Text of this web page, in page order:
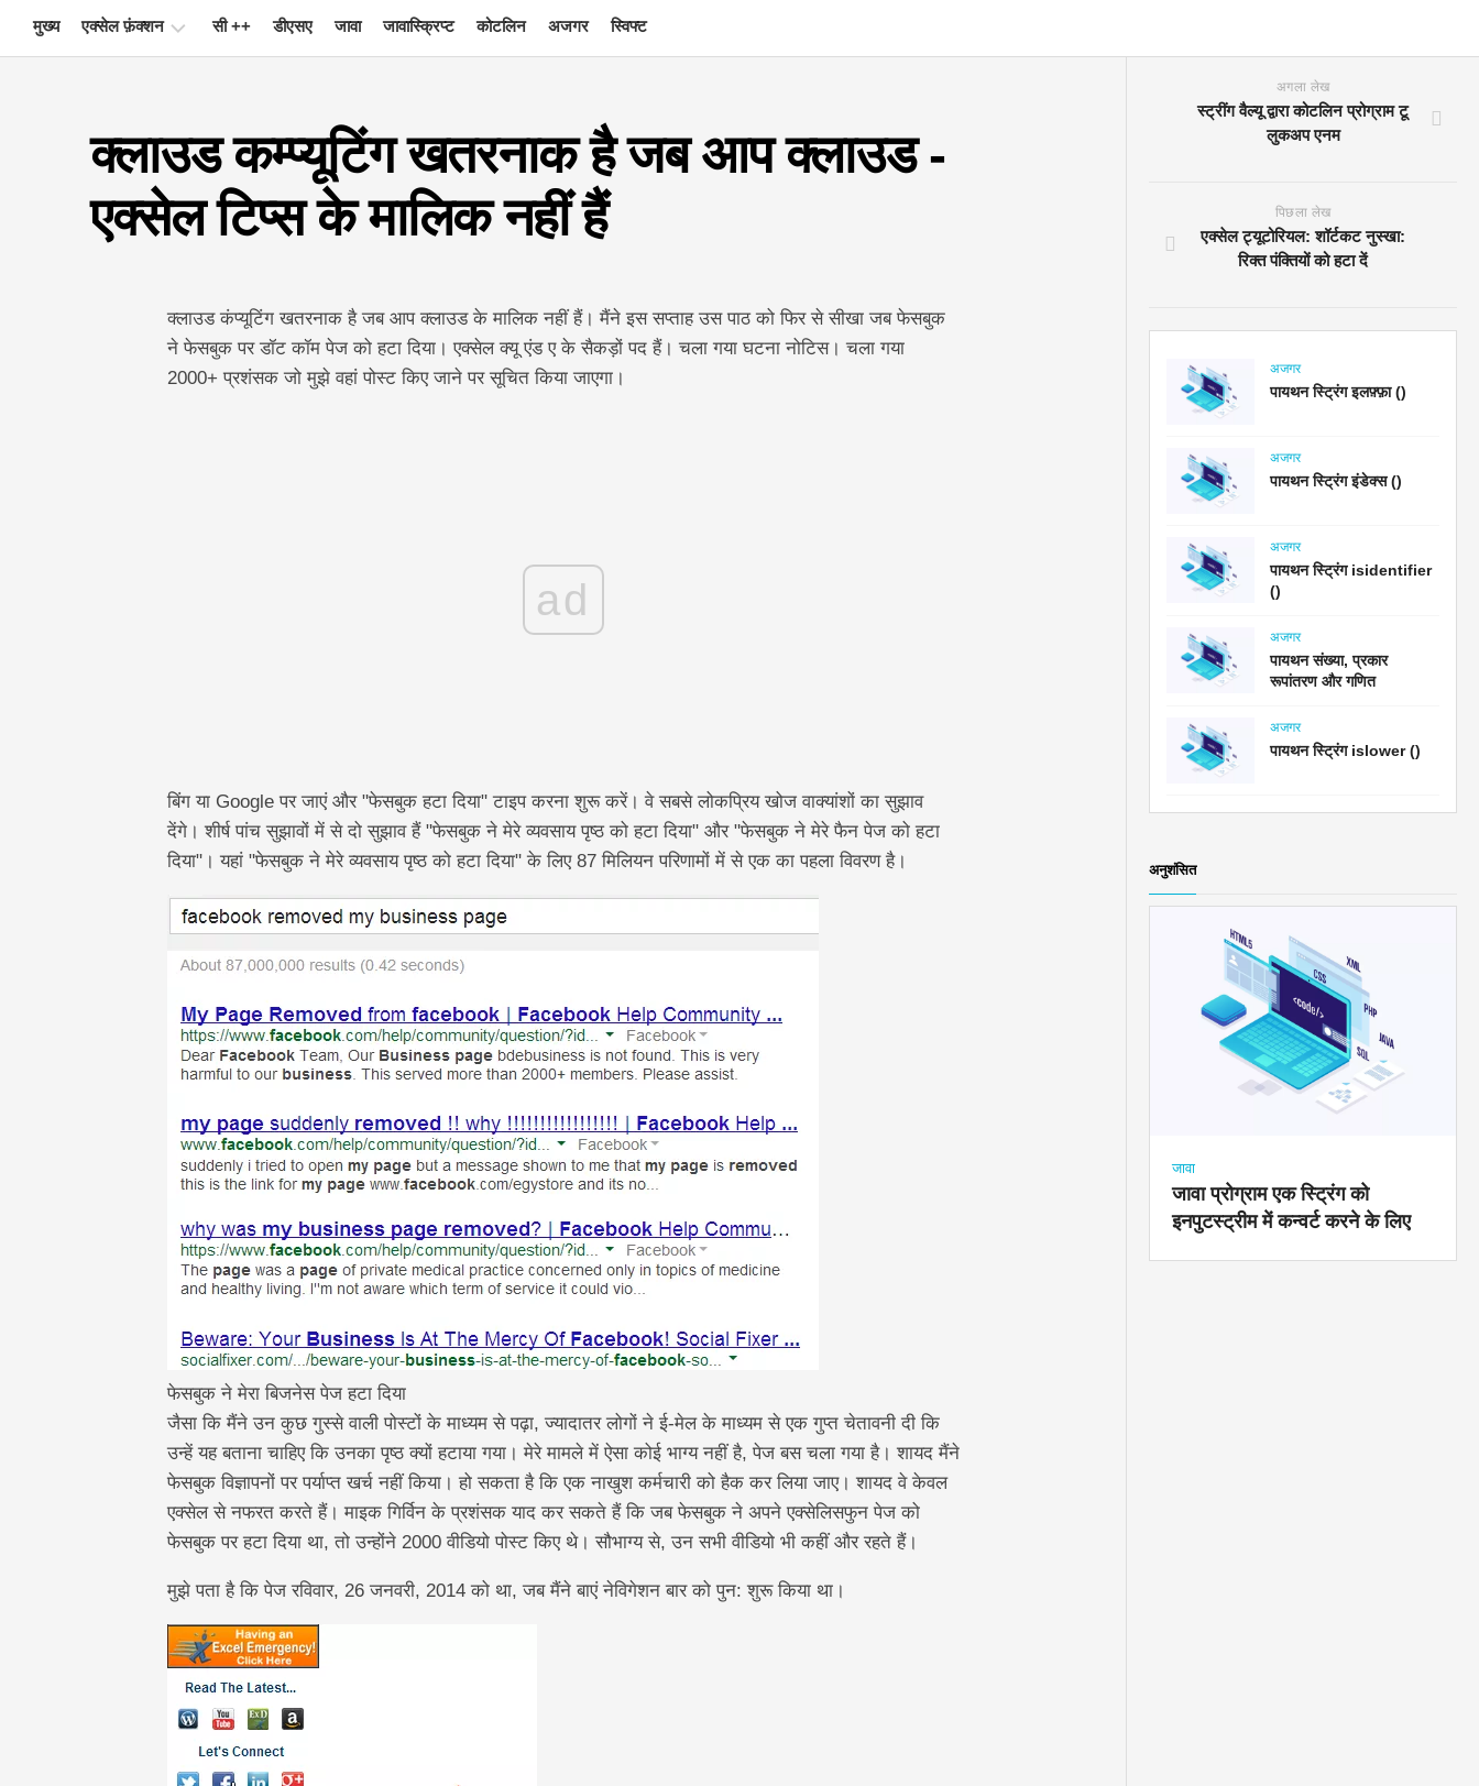
content
मुख्य एक्सेल फ़ंक्शन
एक्सेल
टिप्स
सूत्र
सी ++ डीएसए जावा जावास्क्रिप्ट कोटलिन अजगर स्विफ्ट
क्लाउड कम्प्यूटिंग खतरनाक है जब आप क्लाउड -
एक्सेल टिप्स के मालिक नहीं हैं
क्लाउड कंप्यूटिंग खतरनाक है जब आप क्लाउड के मालिक नहीं हैं। मैंने इस सप्ताह उस पाठ को फिर से सीखा जब फेसबुक
ने फेसबुक पर डॉट कॉम पेज को हटा दिया। एक्सेल क्यू एंड ए के सैकड़ों पद हैं। चला गया घटना नोटिस। चला गया
2000+ प्रशंसक जो मुझे वहां पोस्ट किए जाने पर सूचित किया जाएगा।
ad
बिंग या Google पर जाएं और "फेसबुक हटा दिया" टाइप करना शुरू करें। वे सबसे लोकप्रिय खोज वाक्यांशों का सुझाव
देंगे। शीर्ष पांच सुझावों में से दो सुझाव हैं "फेसबुक ने मेरे व्यवसाय पृष्ठ को हटा दिया" और "फेसबुक ने मेरे फैन पेज को हटा
दिया"। यहां "फेसबुक ने मेरे व्यवसाय पृष्ठ को हटा दिया" के लिए 87 मिलियन परिणामों में से एक का पहला विवरण है।
फेसबुक ने मेरा बिजनेस पेज हटा दिया
जैसा कि मैंने उन कुछ गुस्से वाली पोस्टों के माध्यम से पढ़ा, ज्यादातर लोगों ने ई-मेल के माध्यम से एक गुप्त चेतावनी दी कि
उन्हें यह बताना चाहिए कि उनका पृष्ठ क्यों हटाया गया। मेरे मामले में ऐसा कोई भाग्य नहीं है, पेज बस चला गया है। शायद मैंने
फेसबुक विज्ञापनों पर पर्याप्त खर्च नहीं किया। हो सकता है कि एक नाखुश कर्मचारी को हैक कर लिया जाए। शायद वे केवल
एक्सेल से नफरत करते हैं। माइक गिर्विन के प्रशंसक याद कर सकते हैं कि जब फेसबुक ने अपने एक्सेलिसफुन पेज को
फेसबुक पर हटा दिया था, तो उन्होंने 2000 वीडियो पोस्ट किए थे। सौभाग्य से, उन सभी वीडियो भी कहीं और रहते हैं।
मुझे पता है कि पेज रविवार, 26 जनवरी, 2014 को था, जब मैंने बाएं नेविगेशन बार को पुन: शुरू किया था।
अगला लेख
स्ट्रींग वैल्यू द्वारा कोटलिन प्रोग्राम टू
लुकअप एनम
पिछला लेख
एक्सेल ट्यूटोरियल: शॉर्टकट नुस्खा:
रिक्त पंक्तियों को हटा दें
अजगर
पायथन स्ट्रिंग इलफ़्फ़ा ()
अजगर
पायथन स्ट्रिंग इंडेक्स ()
अजगर
पायथन स्ट्रिंग isidentifier
()
अजगर
पायथन संख्या, प्रकार
रूपांतरण और गणित
अजगर
पायथन स्ट्रिंग islower ()
अनुशंसित
जावा
जावा प्रोग्राम एक स्ट्रिंग को
इनपुटस्ट्रीम में कन्वर्ट करने के लिए